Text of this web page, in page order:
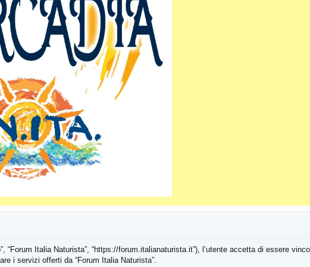
“Forum Italia Naturista”, “https://forum.italianaturista.it”), l’utente accetta di essere
i servizi offerti da “Forum Italia Naturista”.